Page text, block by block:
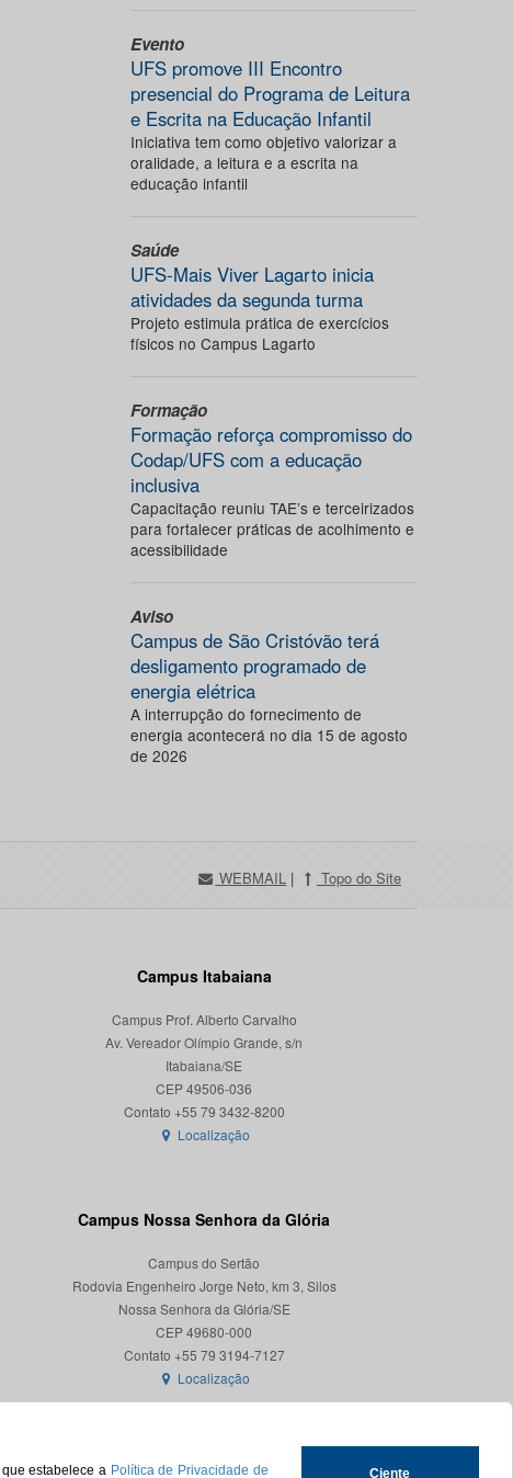
estabelece a Política de Privacidade de Ciente
Evento
UFS promove III Encontro
presencial do Programa de Leitura
e Escrita na Educação Infantil
Iniciativa tem como objetivo valorizar a
oralidade, a leitura e a escrita na
educação infantil
Saúde
UFS-Mais Viver Lagarto inicia
atividades da segunda turma
Projeto estimula prática de exercícios
físicos no Campus Lagarto
Formação
Formação reforça compromisso do
Codap/UFS com a educação
inclusiva
Capacitação reuniu TAE’s e terceirizados
para fortalecer práticas de acolhimento e
acessibilidade
Aviso
Campus de São Cristóvão terá
desligamento programado de
energia elétrica
A interrupção do fornecimento de
energia acontecerá no dia 15 de agosto
de 2026
WEBMAIL | Topo do Site
Campus Itabaiana
Campus Prof. Alberto Carvalho
Av. Vereador Olímpio Grande, s/n
Itabaiana/SE
CEP 49506-036
Localização
Campus Nossa Senhora da Glória
Campus do Sertão
Rodovia Engenheiro Jorge Neto, km 3, Silos
Nossa Senhora da Glória/SE
CEP 49680-000
Contato +55 79 3194-7127
Localização